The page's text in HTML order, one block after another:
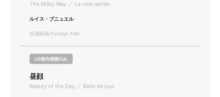
The Milky Way ／ La voie lactée
ルイス・ブニュエル
外国映画/Foreign Film
LD館内視聴のみ
昼顔
Beauty of the Day ／ Belle de jour